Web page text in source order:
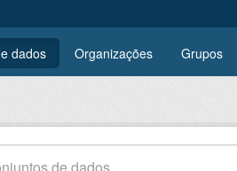
dados Organizações Grupos